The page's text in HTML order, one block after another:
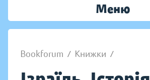
Меню
Bookforum / Книжки /